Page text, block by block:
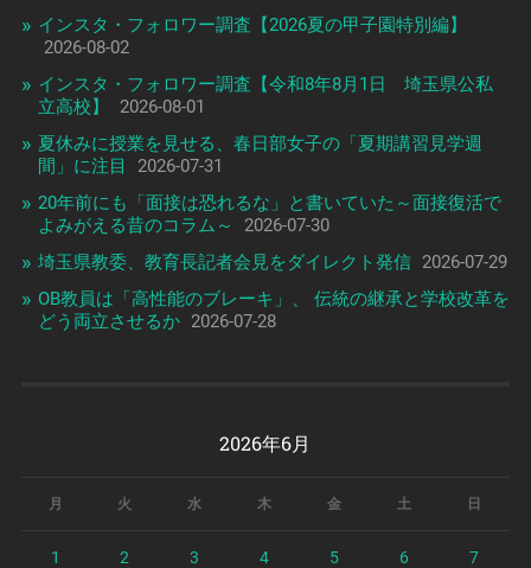
インスタ・フォロワー調査【2026夏の甲子園特別編】
2026-08-02
インスタ・フォロワー調査【令和8年8月1日 埼玉県公私
立高校】
2026-08-01
夏休みに授業を見せる、春日部女子の「夏期講習見学週
間」に注目
2026-07-31
20年前にも「面接は恐れるな」と書いていた～面接復活で
よみがえる昔のコラム～
2026-07-30
埼玉県教委、教育長記者会見をダイレクト発信 2026-07-29
OB教員は「高性能のブレーキ」、 伝統の継承と学校改革を
どう両立させるか 2026-07-28
2026年6月
月 火 水 木 金 土 日
1 2 3 4 5 6 7